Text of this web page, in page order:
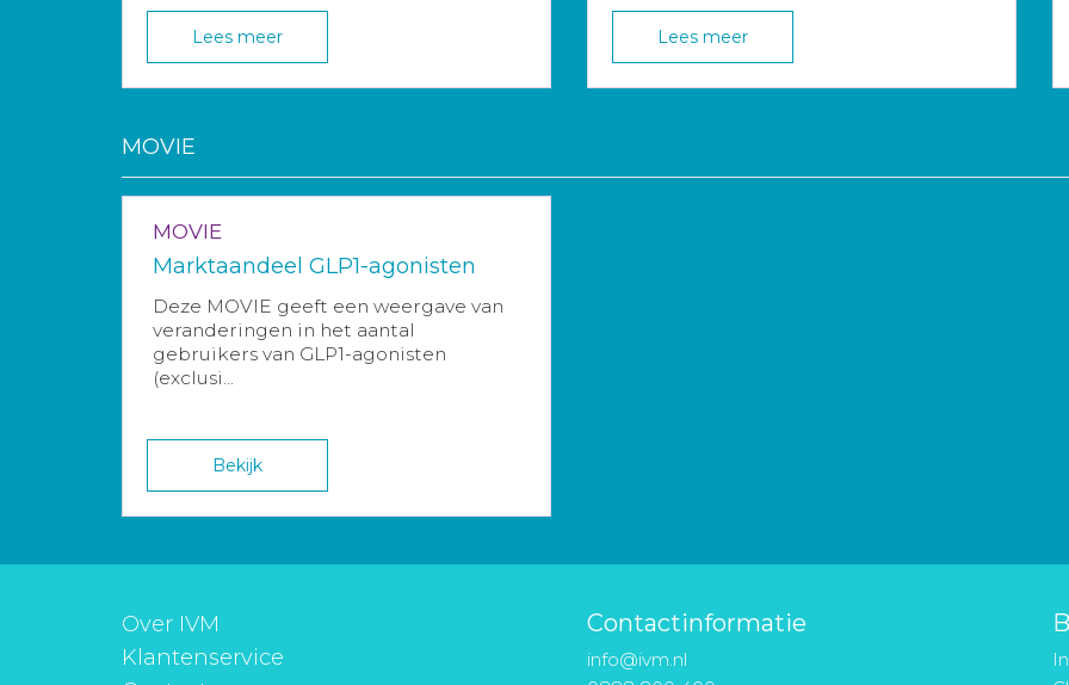
Lees meer Lees meer
MOVIE
MOVIE
Marktaandeel GLP1-agonisten
Deze MOVIE geeft een weergave van
veranderingen in het aantal
gebruikers van GLP1-agonisten
(exclusi...
Bekijk
Over IVM
Klantenservice
Contactinformatie
info@ivm.nl